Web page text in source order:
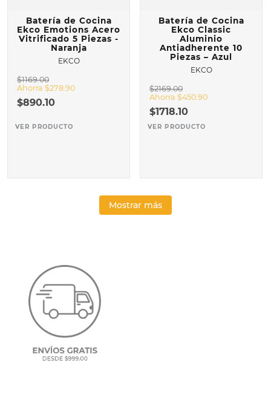
Batería de Cocina
Ekco Emotions Acero
Vitrificado 5 Piezas -
Naranja
EKCO
$1169.00
Ahorra $278.90
$890.10
VER PRODUCTO
Batería de Cocina
Ekco Classic
Aluminio
Antiadherente 10
Piezas – Azul
EKCO
$2169.00
Ahorra $450.90
$1718.10
VER PRODUCTO
Mostrar más